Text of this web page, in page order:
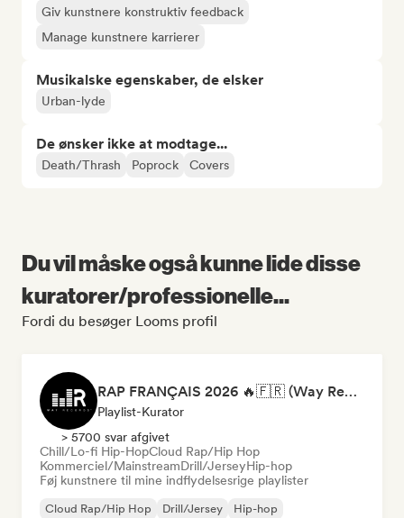
Giv kunstnere konstruktiv feedback
Manage kunstnere karrierer
Musikalske egenskaber, de elsker
Urban-lyde
De ønsker ikke at modtage...
Death/Thrash Poprock Covers
Du vil måske også kunne lide disse
kuratorer/professionelle...
Fordi du besøger Looms profil
RAP FRANÇAIS 2026 🔥🇫🇷 (Way Records)
Playlist-Kurator
> 5700 svar afgivet
Chill/Lo-fi Hip-HopCloud Rap/Hip Hop
Kommerciel/MainstreamDrill/JerseyHip-hop
Føj kunstnere til mine indflydelsesrige playlister
Cloud Rap/Hip Hop Drill/Jersey
Hip-hop